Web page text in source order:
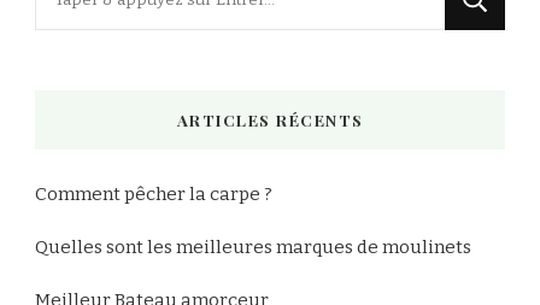
ARTICLES RÉCENTS
Comment pêcher la carpe ?
Quelles sont les meilleures marques de moulinets
Meilleur Bateau amorceur